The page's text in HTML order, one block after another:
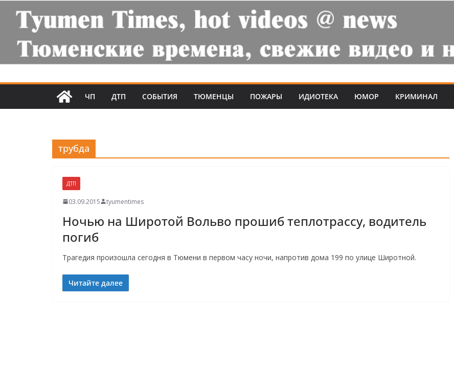
ЧП ДТП СОБЫТИЯ ТЮМЕНЦЫ ПОЖАРЫ ИДИОТЕКА ЮМОР КРИМИНАЛ
трубда
ДТП
03.09.2015 tyumentimes
Ночью на Широтой Вольво прошиб теплотрассу, водитель
погиб
Трагедия произошла сегодня в Тюмени в первом часу ночи, напротив дома 199 по улице Широтной.
Читайте далее